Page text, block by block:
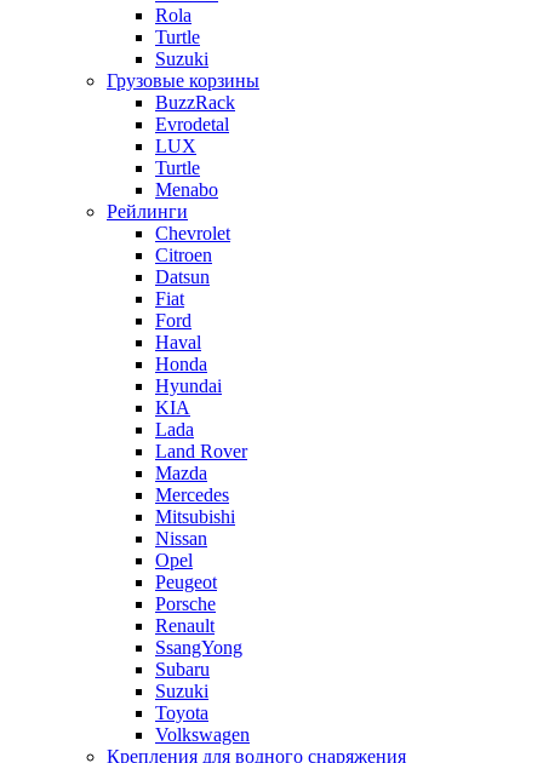
Rola
Turtle
Suzuki
Грузовые корзины
BuzzRack
Evrodetal
LUX
Turtle
Menabo
Рейлинги
Chevrolet
Citroen
Datsun
Fiat
Ford
Haval
Honda
Hyundai
KIA
Lada
Land Rover
Mazda
Mercedes
Mitsubishi
Nissan
Opel
Peugeot
Porsche
Renault
SsangYong
Subaru
Suzuki
Toyota
Volkswagen
Крепления для водного снаряжения